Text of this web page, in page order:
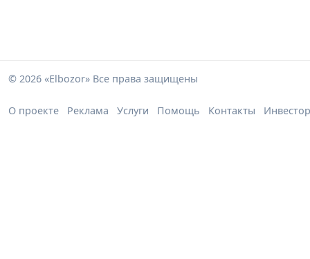
© 2026 «Elbozor» Все права защищены
О проекте Реклама Услуги Помощь Контакты